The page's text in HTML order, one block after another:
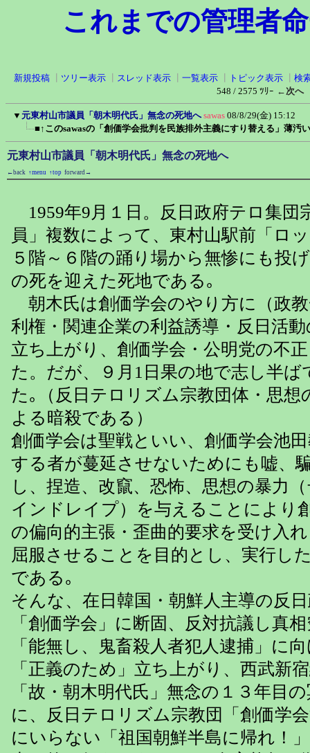
これまでの管理者
新規投稿 ツリー表示 スレッド表示 一覧表示 トピック表示
検
548 / 2575 ﾂﾘｰ ←次へ
▼ 元東村山市議員「朝木明代氏」無念の死地へ sawas 08/8/29(金) 15:12
■↑このsawasの「創価学会批判を民族排外主義にすり替える」薄汚
元東村山市議員「朝木明代氏」無念の死地へ
←back ↑menu ↑top forward→
1959年9月１日。反日政府テロ集団
員」複数によって、東村山駅前「ロ
５階～６階の踊り場から無惨にも投
の死を迎えた死地である｡
朝木氏は創価学会のやり方に（政
利権・関連企業の利益誘導・反日活
立ち上がり、創価学会・公明党の不
た。だが、９月1日果の地で志し半ば
た｡（反日テロリズム宗教団体・思想
よる暗殺である）
創価学会は聖戦といい、創価学会池
する者が蔓延させないためにも嘘、
し、捏造、改竄、恐怖、思想の暴力
インドレイプ）を与えることにより
の偏向的主張・歪曲的要求を受け入
屈服させることを目的とし、実行し
である｡
そんな、在日韓国・朝鮮人主導の反
「創価学会」に断固、反対抗議し真
「能無し、鬼畜殺人者犯人逮捕」に
「正義のため」立ち上がり、西武新
「故・朝木明代氏」無念の１３年目
に、反日テロリズム宗教団「創価学
にいらない「祖国朝鮮半島に帰れ！